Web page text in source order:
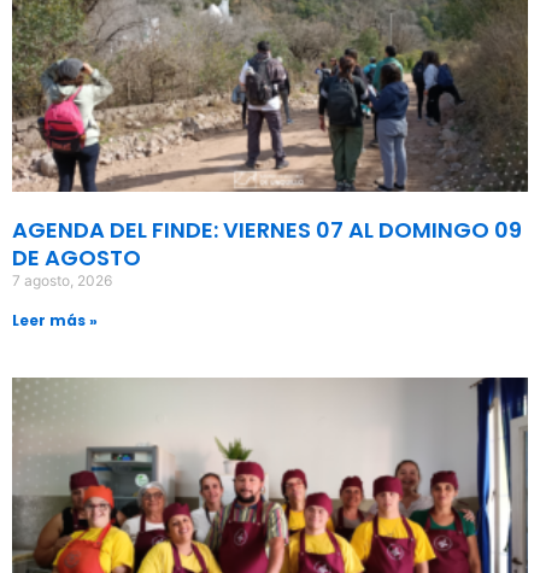
AGENDA DEL FINDE: VIERNES 07 AL DOMINGO 09
DE AGOSTO
7 agosto, 2026
Leer más »